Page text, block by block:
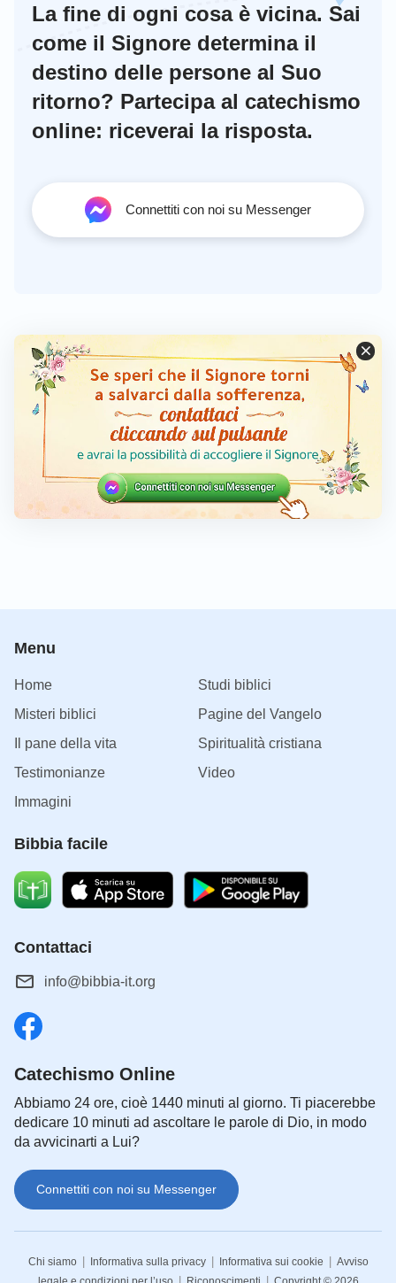
La fine di ogni cosa è vicina. Sai
come il Signore determina il
destino delle persone al Suo
ritorno? Partecipa al catechismo
online: riceverai la risposta.
Connettiti con noi su Messenger
Menu
Home
Studi biblici
Misteri biblici
Pagine del Vangelo
Il pane della vita
Spiritualità cristiana
Testimonianze
Video
Immagini
Bibbia facile
Contattaci
info@bibbia-it.org
Catechismo Online
Abbiamo 24 ore, cioè 1440 minuti al giorno. Ti piacerebbe
dedicare 10 minuti ad ascoltare le parole di Dio, in modo
da avvicinarti a Lui?
Connettiti con noi su Messenger
Chi siamo | Informativa sulla privacy | Informativa sui cookie | Avviso